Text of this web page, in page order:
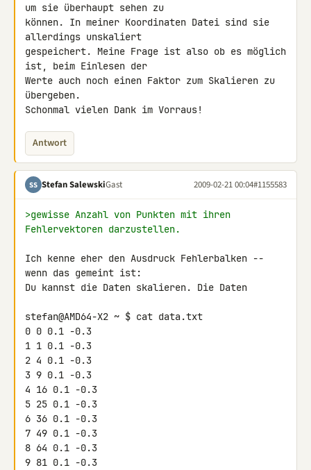
um sie überhaupt sehen zu
können. In meiner Koordinaten Datei sind sie
allerdings unskaliert
gespeichert. Meine Frage ist also ob es möglich
ist, beim Einlesen der
Werte auch noch einen Faktor zum Skalieren zu
übergeben.
Schonmal vielen Dank im Vorraus!
Antwort
SS Stefan SalewskiGast 2009-02-21 00:04#1155583
>gewisse Anzahl von Punkten mit ihren
Fehlervektoren darzustellen.
Ich kenne eher den Ausdruck Fehlerbalken --
wenn das gemeint ist:
Du kannst die Daten skalieren. Die Daten
stefan@AMD64-X2 ~ $ cat data.txt
0 0 0.1 -0.3
1 1 0.1 -0.3
2 4 0.1 -0.3
3 9 0.1 -0.3
4 16 0.1 -0.3
5 25 0.1 -0.3
6 36 0.1 -0.3
7 49 0.1 -0.3
8 64 0.1 -0.3
9 81 0.1 -0.3